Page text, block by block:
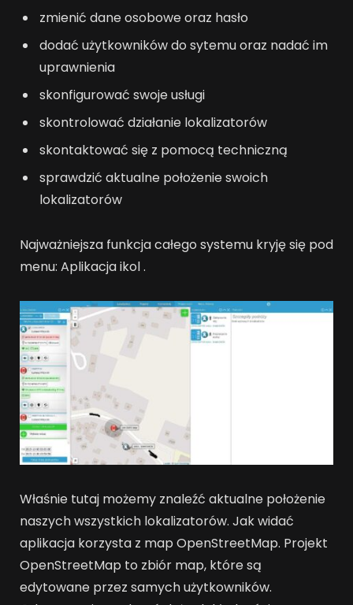
zmienić dane osobowe oraz hasło
dodać użytkowników do sytemu oraz nadać im
uprawnienia
skonfigurować swoje usługi
skontrolować działanie lokalizatorów
skontaktować się z pomocą techniczną
sprawdzić aktualne położenie swoich
lokalizatorów
Najważniejsza funkcja całego systemu kryję się pod
menu: Aplikacja ikol .
Właśnie tutaj możemy znaleźć aktualne położenie
naszych wszystkich lokalizatorów. Jak widać
aplikacja korzysta z map OpenStreetMap. Projekt
OpenStreetMap to zbiór map, które są
edytowane przez samych użytkowników.